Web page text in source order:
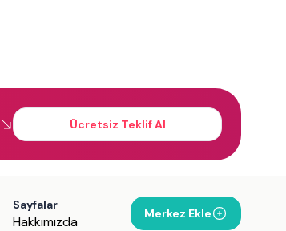
Ücretsiz Teklif Al
Sayfalar
Hakkımızda
Merkez Ekle